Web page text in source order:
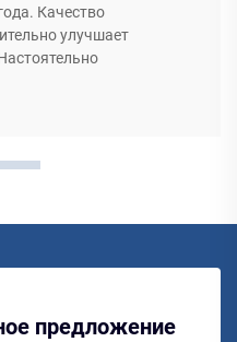
Качество
улучшает
предложение